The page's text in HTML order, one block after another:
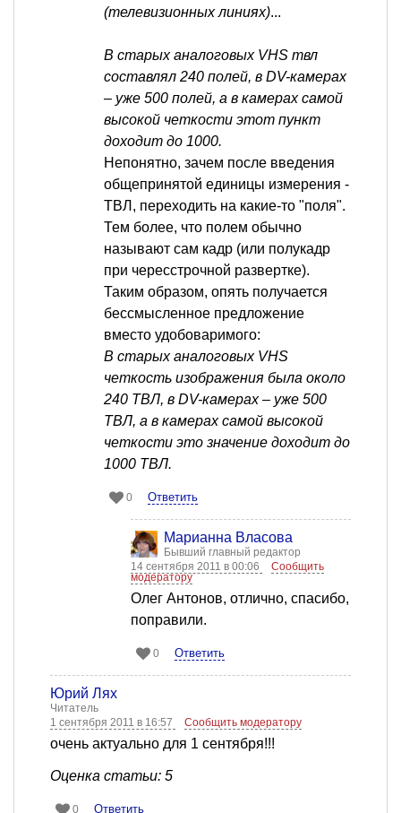
(телевизионных линиях)...
В старых аналоговых VHS твл
составлял 240 полей, в DV-камерах
– уже 500 полей, а в камерах самой
высокой четкости этот пункт
доходит до 1000.
Непонятно, зачем после введения
общепринятой единицы измерения -
ТВЛ, переходить на какие-то "поля".
Тем более, что полем обычно
называют сам кадр (или полукадр
при чересстрочной развертке).
Таким образом, опять получается
бессмысленное предложение
вместо удобоваримого:
В старых аналоговых VHS
четкость изображения была около
240 ТВЛ, в DV-камерах – уже 500
ТВЛ, а в камерах самой высокой
четкости это значение доходит до
1000 ТВЛ.
0 Ответить
Марианна Власова
Бывший главный редактор
14 сентября 2011 в 00:06
Сообщить
модератору
Олег Антонов, отлично, спасибо,
поправили.
0 Ответить
Юрий Лях
Читатель
1 сентября 2011 в 16:57
Сообщить модератору
очень актуально для 1 сентября!!!
Оценка статьи: 5
0 Ответить